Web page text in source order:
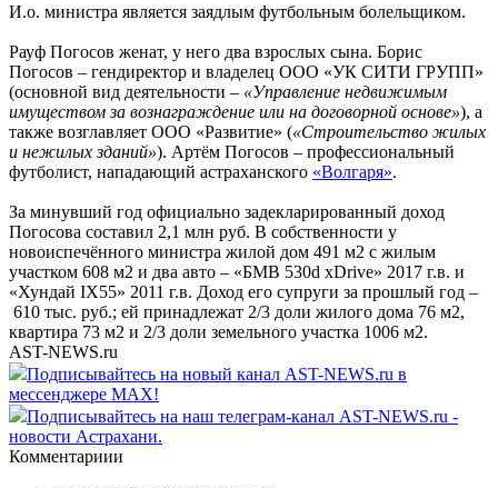
И.о. министра является заядлым футбольным болельщиком.
Рауф Погосов женат, у него два взрослых сына. Борис
Погосов – гендиректор и владелец ООО «УК СИТИ ГРУПП»
(основной вид деятельности – «Управление недвижимым
имуществом за вознаграждение или на договорной основе»), а
также возглавляет ООО «Развитие» («Строительство жилых
и нежилых зданий»). Артём Погосов – профессиональный
футболист, нападающий астраханского «Волгаря».
За минувший год официально задекларированный доход
Погосова составил 2,1 млн руб. В собственности у
новоиспечённого министра жилой дом 491 м2 с жилым
участком 608 м2 и два авто – «БМВ 530d xDrive» 2017 г.в. и
«Хундай IX55» 2011 г.в. Доход его супруги за прошлый год –
610 тыс. руб.; ей принадлежат 2/3 доли жилого дома 76 м2,
квартира 73 м2 и 2/3 доли земельного участка 1006 м2.
AST-NEWS.ru
Подписывайтесь на новый канал AST-NEWS.ru в
мессенджере MAX!
Подписывайтесь на наш телеграм-канал AST-NEWS.ru -
новости Астрахани.
Комментариии